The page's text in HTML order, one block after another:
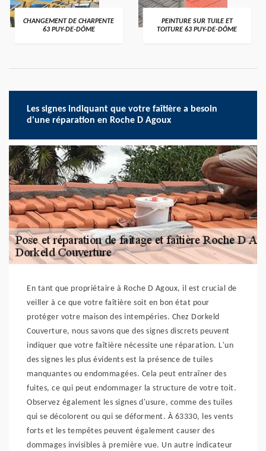
CHANGEMENT DE CHARPENTE
63 PUY-DE-DÔME
PEINTURE SUR TUILE ET
TOITURE 63 PUY-DE-DÔME
Les signes indiquant que votre faîtière a besoin
d'une réparation en Roche D Agoux
En tant que propriétaire à Roche D Agoux, il est crucial de
veiller à ce que votre faîtière soit en bon état pour
protéger votre maison des intempéries. Chez Dorkeld
Couverture, nous savons que des signes discrets peuvent
indiquer que votre faîtière nécessite une réparation. L'un
des signes les plus évidents est la présence de tuiles
manquantes ou endommagées. Cela peut entraîner des
fuites, ce qui peut endommager la structure de votre toit.
Observez également les signes d'usure, comme des tuiles
qui se décolorent ou qui se déforment. À 63330, les vents
forts et les tempêtes peuvent également causer des
dommages invisibles à première vue. Un autre indicateur